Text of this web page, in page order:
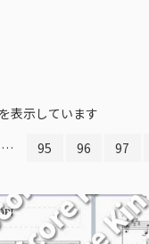
表示しています
… 95 96 97